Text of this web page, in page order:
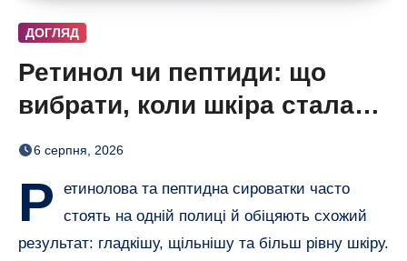
ДОГЛЯД
Ретинол чи пептиди: що
вибрати, коли шкіра стала
нерівною і чутливою
6 серпня, 2026
Р
етинолова та пептидна сироватки часто
стоять на одній полиці й обіцяють схожий
результат: гладкішу, щільнішу та більш рівну шкіру.